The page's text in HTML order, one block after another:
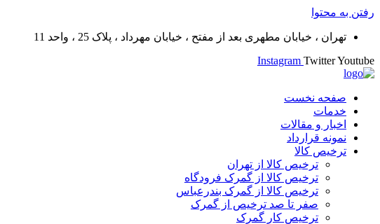
رفتن به محتوا
تهران ، خیابان مطهری بعد از مفتح ، خیابان مهرداد ، پلاک 25 ، واحد 11
Instagram TwitterYoutube
صفحه نخست
خدمات
اخبار و مقالات
نمونه قرارداد
ترخیص کالا
ترخیص کالا از تهران
ترخیص کالا از گمرک فرودگاه
ترخیص کالا از گمرک بندرعباس
صفر تا صد ترخیص از گمرک
ترخیص کار گمرک